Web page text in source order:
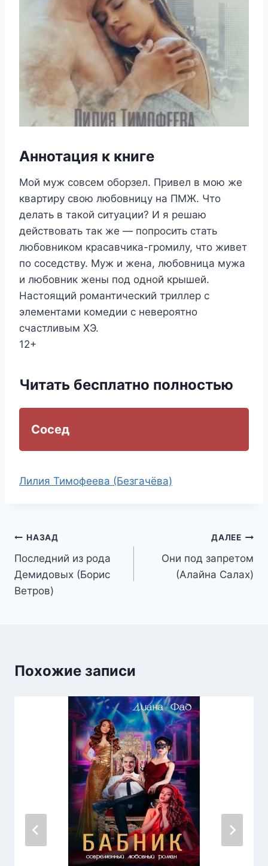
Аннотация к книге
Мой муж совсем оборзел. Привел в мою же
квартиру свою любовницу на ПМЖ. Что
делать в такой ситуации? И я решаю
действовать так же — попросить стать
любовником красавчика-громилу, что живет
по соседству. Муж и жена, любовница мужа
и любовник жены под одной крышей.
Настоящий романтический триллер с
элементами комедии с невероятно
счастливым ХЭ.
12+
Читать бесплатно полностью
Сосед
Метки
Лилия Тимофеева (Безгачёва)
Навигация
по
записям
НАЗАД
Последний из рода
Демидовых (Борис
Ветров)
ДАЛЕЕ
Они под запретом
(Алайна Салах)
Похожие записи